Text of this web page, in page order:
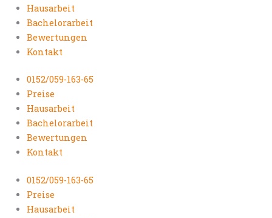
Hausarbeit
Bachelorarbeit
Bewertungen
Kontakt
0152/059-163-65
Preise
Hausarbeit
Bachelorarbeit
Bewertungen
Kontakt
0152/059-163-65
Preise
Hausarbeit